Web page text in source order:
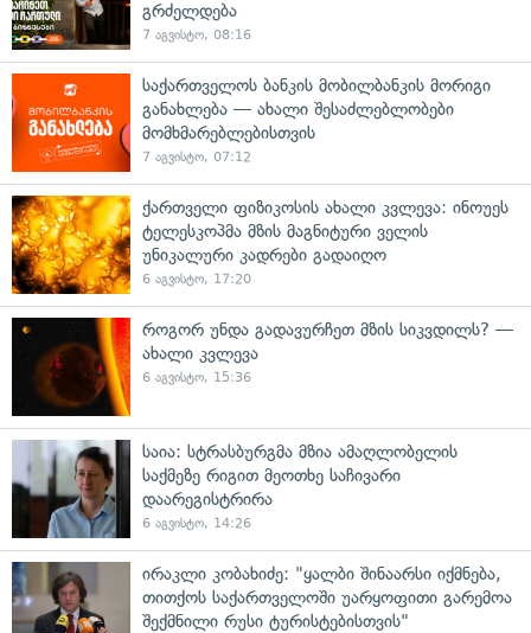
გრძელდება
7 აგვისტო, 08:16
საქართველოს ბანკის მობილბანკის მორიგი
განახლება — ახალი შესაძლებლობები
მომხმარებლებისთვის
7 აგვისტო, 07:12
ქართველი ფიზიკოსის ახალი კვლევა: ინოუეს
ტელესკოპმა მზის მაგნიტური ველის
უნიკალური კადრები გადაიღო
6 აგვისტო, 17:20
როგორ უნდა გადავურჩეთ მზის სიკვდილს? —
ახალი კვლევა
6 აგვისტო, 15:36
საია: სტრასბურგმა მზია ამაღლობელის
საქმეზე რიგით მეოთხე საჩივარი
დაარეგისტრირა
6 აგვისტო, 14:26
ირაკლი კობახიძე: "ყალბი შინაარსი იქმნება,
თითქოს საქართველოში უარყოფითი გარემოა
შექმნილი რუსი ტურისტებისთვის"